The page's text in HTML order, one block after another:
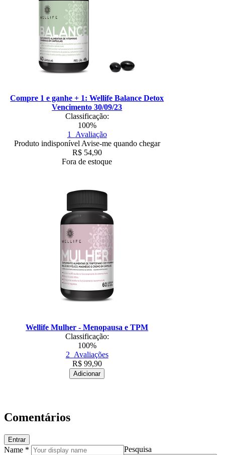
Compre 1 e ganhe + 1: Wellife Balance Detox
Vencimento 30/09/23
Classificação:
100%
1 Avaliação
Produto indisponível Avise-me quando chegar
R$ 54,90
Fora de estoque
Wellife Mulher - Menopausa e TPM
Classificação:
100%
2 Avaliações
R$ 99,90
Adicionar
Comentários
Entrar
Name *
Pesquisa